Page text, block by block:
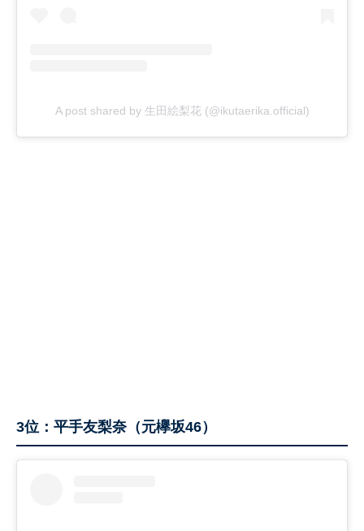
A post shared by 生田絵梨花 (@ikutaerika.official)
3位：平手友梨奈（元欅坂46）